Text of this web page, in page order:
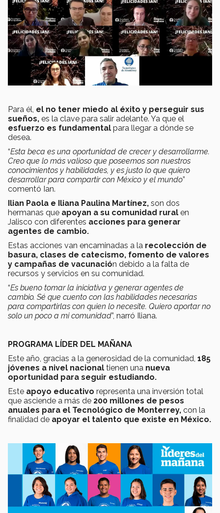
Para él, el no tener miedo al éxito y perseguir sus
sueños, es la clave para salir adelante. Ya que el
esfuerzo es fundamental para llegar a dónde se
desea.
“Esta beca es una oportunidad de crecer y desarrollarme.
Creo que lo más valioso que poseemos son nuestros
conocimientos y habilidades, y es justo lo que quiero
desarrollar para compartir con México y el mundo”
comentó Ian.
Ilian Paola e Iliana Paulina Martínez, son dos
hermanas que apoyan a su comunidad rural en
Jalisco con diferentes acciones para generar
agentes de cambio.
Estas acciones van encaminadas a la recolección de
basura, clases de catecismo, fomento de valores
y campañas de vacunación debido a la falta de
recursos y servicios en su comunidad.
“Es bueno tomar la iniciativa y generar agentes de
cambio. Sé que cuento con las habilidades necesarias
para compartirlas con quien lo necesite. Quiero aportar no
solo un poco a mi comunidad”, narró Iliana.
PROGRAMA LÍDER DEL MAÑANA
Este año, gracias a la generosidad de la comunidad, 185
jóvenes a nivel nacional tienen una nueva
oportunidad para seguir estudiando.
Este apoyo educativo representa una inversión total
que asciende a más de 200 millones de pesos
anuales para el Tecnológico de Monterrey, con la
finalidad de apoyar el talento que existe en México.